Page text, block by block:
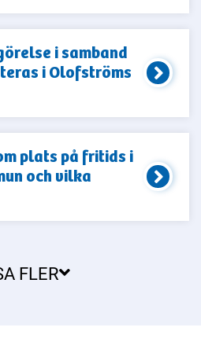
i samband
i Olofströms
plats på fritids i
och vilka
FLER